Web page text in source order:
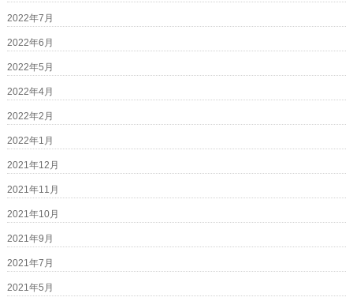
2022年7月
2022年6月
2022年5月
2022年4月
2022年2月
2022年1月
2021年12月
2021年11月
2021年10月
2021年9月
2021年7月
2021年5月